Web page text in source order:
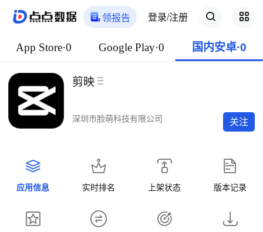
领报告 登录/注册
App Store·0 Google Play·0 国内安卓·0
剪映
深圳市脸萌科技有限公司 关注
应用信息 实时排名 上架状态 版本记录